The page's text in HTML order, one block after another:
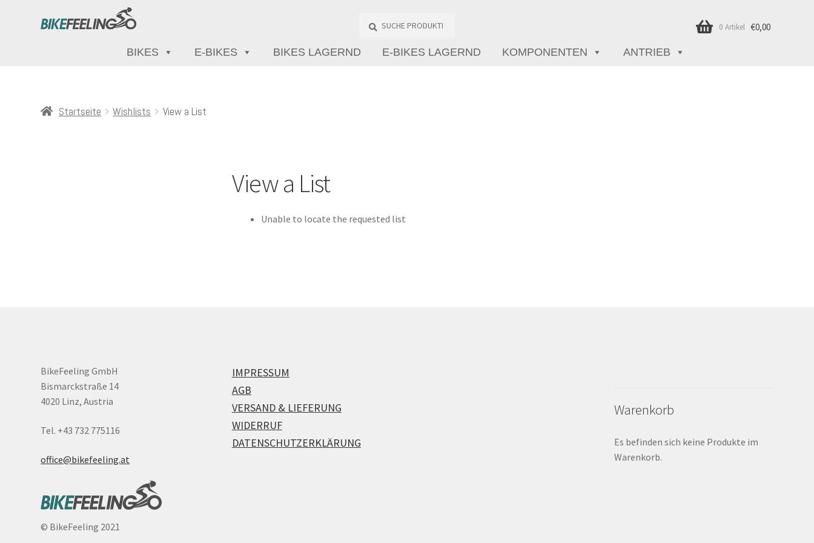
Produkte
€0,00
0 Artikel
BIKES E-BIKES BIKES LAGERND E-BIKES LAGERND KOMPONENTEN ANTRIEB
Startseite Wishlists View a List
View a List
Unable to locate the requested list
BikeFeeling GmbH
Bismarckstraße 14
4020 Linz, Austria
Tel. +43 732 775116
office@bikefeeling.at
© BikeFeeling 2021
IMPRESSUM
AGB
VERSAND & LIEFERUNG
WIDERRUF
DATENSCHUTZERKLÄRUNG
Warenkorb
Es befinden sich keine Produkte im
Warenkorb.